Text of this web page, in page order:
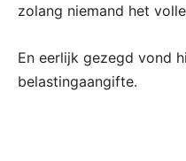
zolang niemand het
En eerlijk gezegd vond
belastingaangifte.